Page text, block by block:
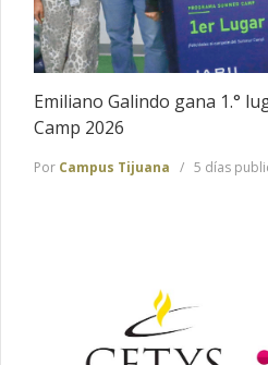
Emiliano Galindo gana 1.°
Camp 2026
Por Campus Tijuana 5 días